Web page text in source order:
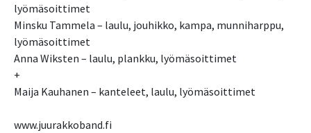
lyömäsoittimet
Minsku Tammela – laulu, jouhikko, kampa, munniharppu,
lyömäsoittimet
Anna Wiksten – laulu, plankku, lyömäsoittimet
+
Maija Kauhanen – kanteleet, laulu, lyömäsoittimet
www.juurakkoband.fi